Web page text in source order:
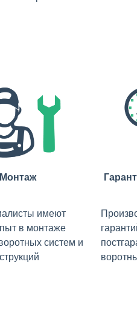
Монтаж
имеют
в монтаже
систем и